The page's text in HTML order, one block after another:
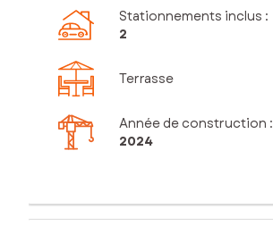
Stationnements inclus :
2
Terrasse
Année de construction :
2024